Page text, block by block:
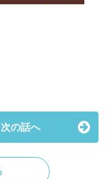
次の話へ